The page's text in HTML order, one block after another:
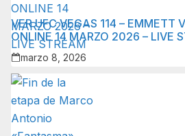
VER UFC VEGAS 114 – EMMETT
ONLINE 14 MARZO 2026 – LIVE
marzo 8, 2026